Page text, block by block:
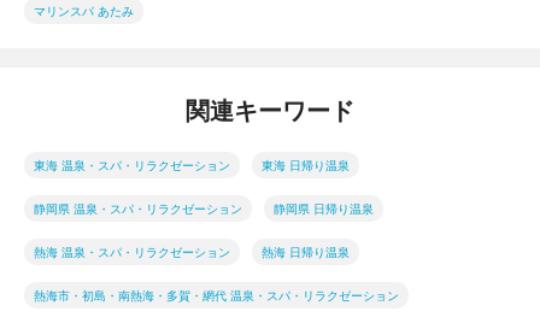
マリンスパ あたみ
関連キーワード
東海 温泉・スパ・リラクゼーション 東海 日帰り温泉
静岡県 温泉・スパ・リラクゼーション 静岡県 日帰り温泉
熱海 温泉・スパ・リラクゼーション 熱海 日帰り温泉
熱海市・初島・南熱海・多賀・網代 温泉・スパ・リラクゼーション